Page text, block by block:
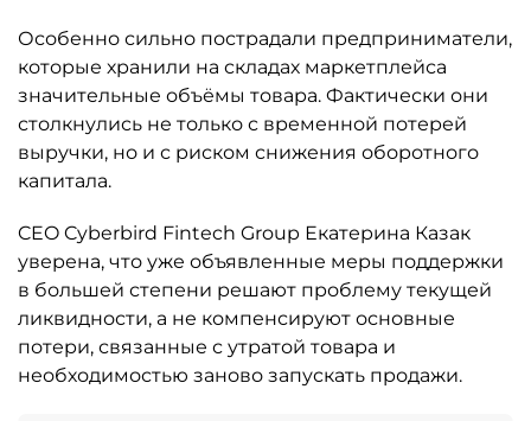
Особенно сильно пострадали предприниматели,
которые хранили на складах маркетплейса
значительные объёмы товара. Фактически они
столкнулись не только с временной потерей
выручки, но и с риском снижения оборотного
капитала.
CEO Cyberbird Fintech Group Екатерина Казак
уверена, что уже объявленные меры поддержки
в большей степени решают проблему текущей
ликвидности, а не компенсируют основные
потери, связанные с утратой товара и
необходимостью заново запускать продажи.